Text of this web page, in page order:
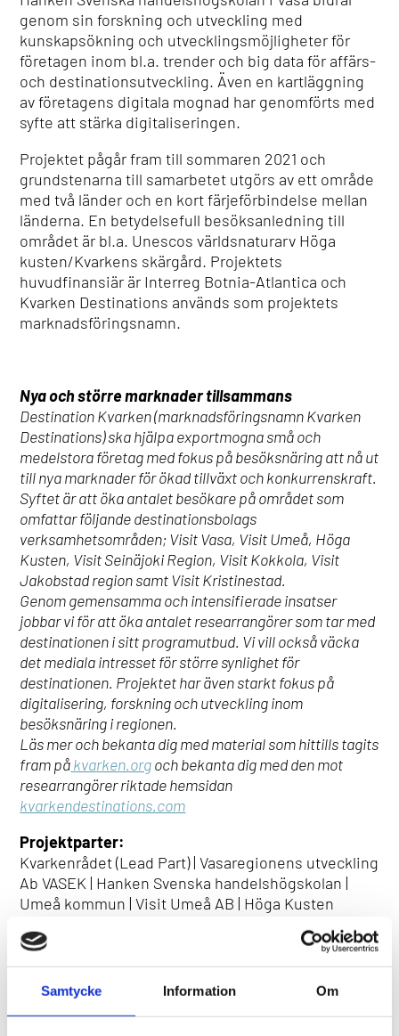
Samtycke Information Om
genom sin forskning och utveckling med
kunskapsökning och utvecklingsmöjligheter för
företagen inom bl.a. trender och big data för affärs-
och destinationsutveckling. Även en kartläggning
av företagens digitala mognad har genomförts med
syfte att stärka digitaliseringen.
Projektet pågår fram till sommaren 2021 och
grundstenarna till samarbetet utgörs av ett område
med två länder och en kort färjeförbindelse mellan
länderna. En betydelsefull besöksanledning till
området är bl.a. Unescos världsnaturarv Höga
kusten/Kvarkens skärgård. Projektets
huvudfinansiär är Interreg Botnia-Atlantica och
Kvarken Destinations används som projektets
marknadsföringsnamn.
Nya och större marknader tillsammans
Destination Kvarken (marknadsföringsnamn Kvarken
Destinations) ska hjälpa exportmogna små och
medelstora företag med fokus på besöksnäring att nå ut
till nya marknader för ökad tillväxt och konkurrenskraft.
Syftet är att öka antalet besökare på området som
omfattar följande destinationsbolags
verksamhetsområden; Visit Vasa, Visit Umeå, Höga
Kusten, Visit Seinäjoki Region, Visit Kokkola, Visit
Jakobstad region samt Visit Kristinestad.
Genom gemensamma och intensifierade insatser
jobbar vi för att öka antalet researrangörer som tar med
destinationen i sitt programutbud. Vi vill också väcka
det mediala intresset för större synlighet för
destinationen. Projektet har även starkt fokus på
digitalisering, forskning och utveckling inom
besöksnäring i regionen.
Läs mer och bekanta dig med material som hittills tagits
fram påkvarken.orgoch bekanta dig med den mot
researrangörer riktade hemsidan
kvarkendestinations.com
Projektparter:
Kvarkenrådet (Lead Part) | Vasaregionens utveckling
Ab VASEK | Hanken Svenska handelshögskolan |
Umeå kommun | Visit Umeå AB | Höga Kusten
Huvudfinansiär:
Interreg Botnia-Atlantica
Medfinansiärer:
Kvarkenrådet (FI) | Vasaregionens utveckling Ab